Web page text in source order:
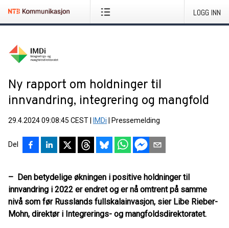
LOGG INN
Ny rapport om holdninger til
innvandring, integrering og mangfold
29.4.2024 09:08:45 CEST IMDi Pressemelding
Del
– Den betydelige økningen i positive holdninger til
innvandring i 2022 er endret og er nå omtrent på samme
nivå som før Russlands fullskalainvasjon, sier Libe Rieber-
Mohn, direktør i Integrerings- og mangfoldsdirektoratet.